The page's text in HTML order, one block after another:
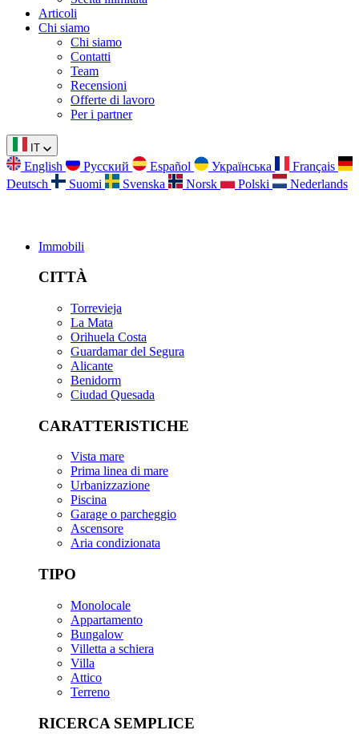
Articoli
Chi siamo
Chi siamo
Contatti
Team
Recensioni
Offerte di lavoro
Per i partner
IT
English Русский Español Українська
Français
Deutsch
Suomi Svenska Norsk Polski Nederlands
Immobili
CITTÀ
Torrevieja
La Mata
Orihuela Costa
Guardamar del Segura
Alicante
Benidorm
Ciudad Quesada
CARATTERISTICHE
Vista mare
Prima linea di mare
Urbanizzazione
Piscina
Garage o parcheggio
Ascensore
Aria condizionata
TIPO
Monolocale
Appartamento
Bungalow
Villetta a schiera
Villa
Attico
Terreno
RICERCA SEMPLICE